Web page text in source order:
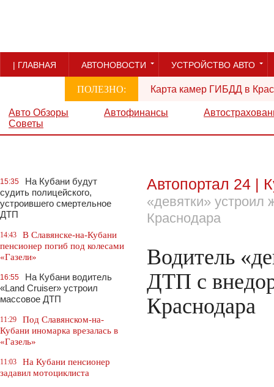
| ГЛАВНАЯ АВТОНОВОСТИ УСТРОЙСТВО АВТО
ПОЛЕЗНО: Карта камер ГИБДД в
Авто Обзоры Автофинансы
Советы
15:35
На Кубани будут
судить полицейского,
устроившего смертельное
ДТП
14:43
В Славянске-на-Кубани
пенсионер погиб под колесами
«Газели»
16:55
На Кубани водитель
«Land Cruiser» устроил
массовое ДТП
11:29
Под Славянском-на-
Кубани иномарка врезалась в
«Газель»
11:03
На Кубани пенсионер
задавил мотоциклиста
Автопортал 24 |
«девятки»
Краснодара
Водитель
ДТП с
Краснодара